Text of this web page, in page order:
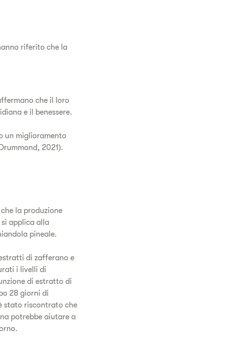
riferito che la
che il loro
e il benessere.
un miglioramento
2021).
la produzione
applica alla
pineale.
di zafferano e
i livelli di
di estratto di
28 giorni di
stato riscontrato che
potrebbe aiutare a